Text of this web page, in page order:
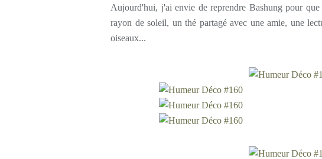
Aujourd'hui, j'ai envie de reprendre Bashung pour
rayon de soleil, un thé partagé avec une amie, une
oiseaux...